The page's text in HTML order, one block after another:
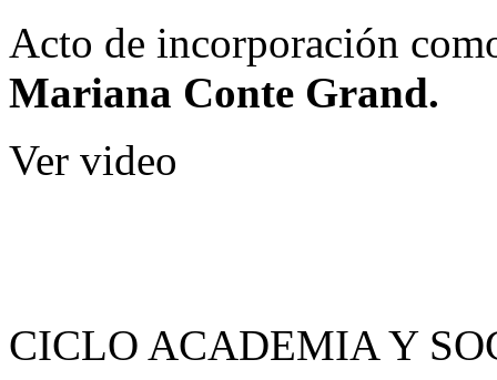
Acto de incorporación
Mariana Conte Grand.
Ver video
CICLO ACADEMIA Y